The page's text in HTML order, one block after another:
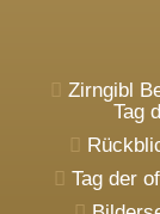
Zirngibl
Tag
Tag der